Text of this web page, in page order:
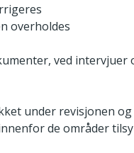
overholdes
ved intervjuer
under revisjonen
de områder